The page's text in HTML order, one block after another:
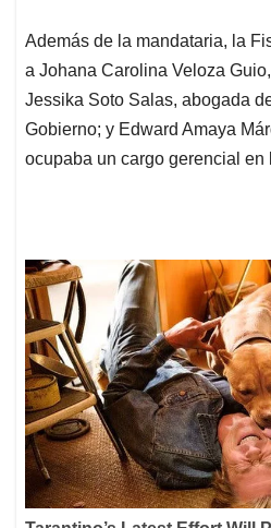
Además de la mandataria, la
a Johana Carolina Veloza
Jessika Soto Salas, abogada
Gobierno; y Edward Amaya
ocupaba un cargo gerencial en